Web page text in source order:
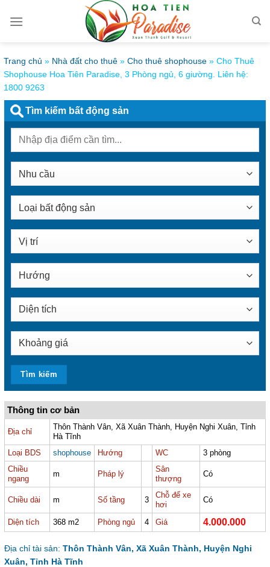
qua
Trang chủ » Nhà đất cho thuê » Cho thuê shophouse » Cho Thuê
Shophouse Hoa Tiên Paradise, 3 Phòng ngủ, 6 giường. Liên hệ:
1800 9263
Thông tin cơ bản
Địa chỉ
Thôn Thành Vân, Xã Xuân Thành, Huyện Nghi Xuân, Tỉnh
Hà Tĩnh
Loại BDS
shophouse Hướng WC
3 phòng
Chiều
ngang
m Pháp lý
Sân
thượng
Có
Chiều dài m Số tầng 3
Chỗ để xe
hơi
Có
Diện tích 368 m2 Phòng ngủ 4 Giá 4.000.000
Địa chỉ tài sản: Thôn Thành Vân, Xã Xuân Thành, Huyện Nghi
Xuân, Tỉnh Hà Tĩnh
Tìm kiếm bất động sản